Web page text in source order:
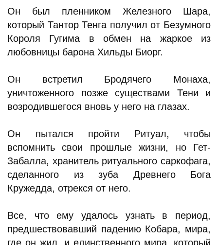
Он был пленником Железного Шара,
который Тантор Тенга получил от Безумного
Короля Гугима в обмен на жаркое из
любовницы барона Хильды Биорг.
Он встретил Бродячего Монаха,
уничтоженного позже существами Тени и
возродившегося вновь у него на глазах.
Он пытался пройти Ритуал, чтобы
вспомнить свои прошлые жизни, но Гет-
Забалла, хранитель ритуального саркофага,
сделанного из зуба Древнего Бога
Кружедда, отрекся от него.
Все, что ему удалось узнать в период,
предшествовавший падению Кобара, мира,
где он жил, и единственного мира, который